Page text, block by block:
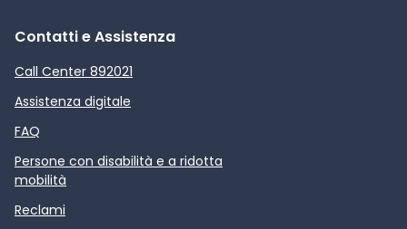
Contatti e Assistenza
Call Center 892021
Assistenza digitale
FAQ
Persone con disabilità e a ridotta
mobilità
Reclami